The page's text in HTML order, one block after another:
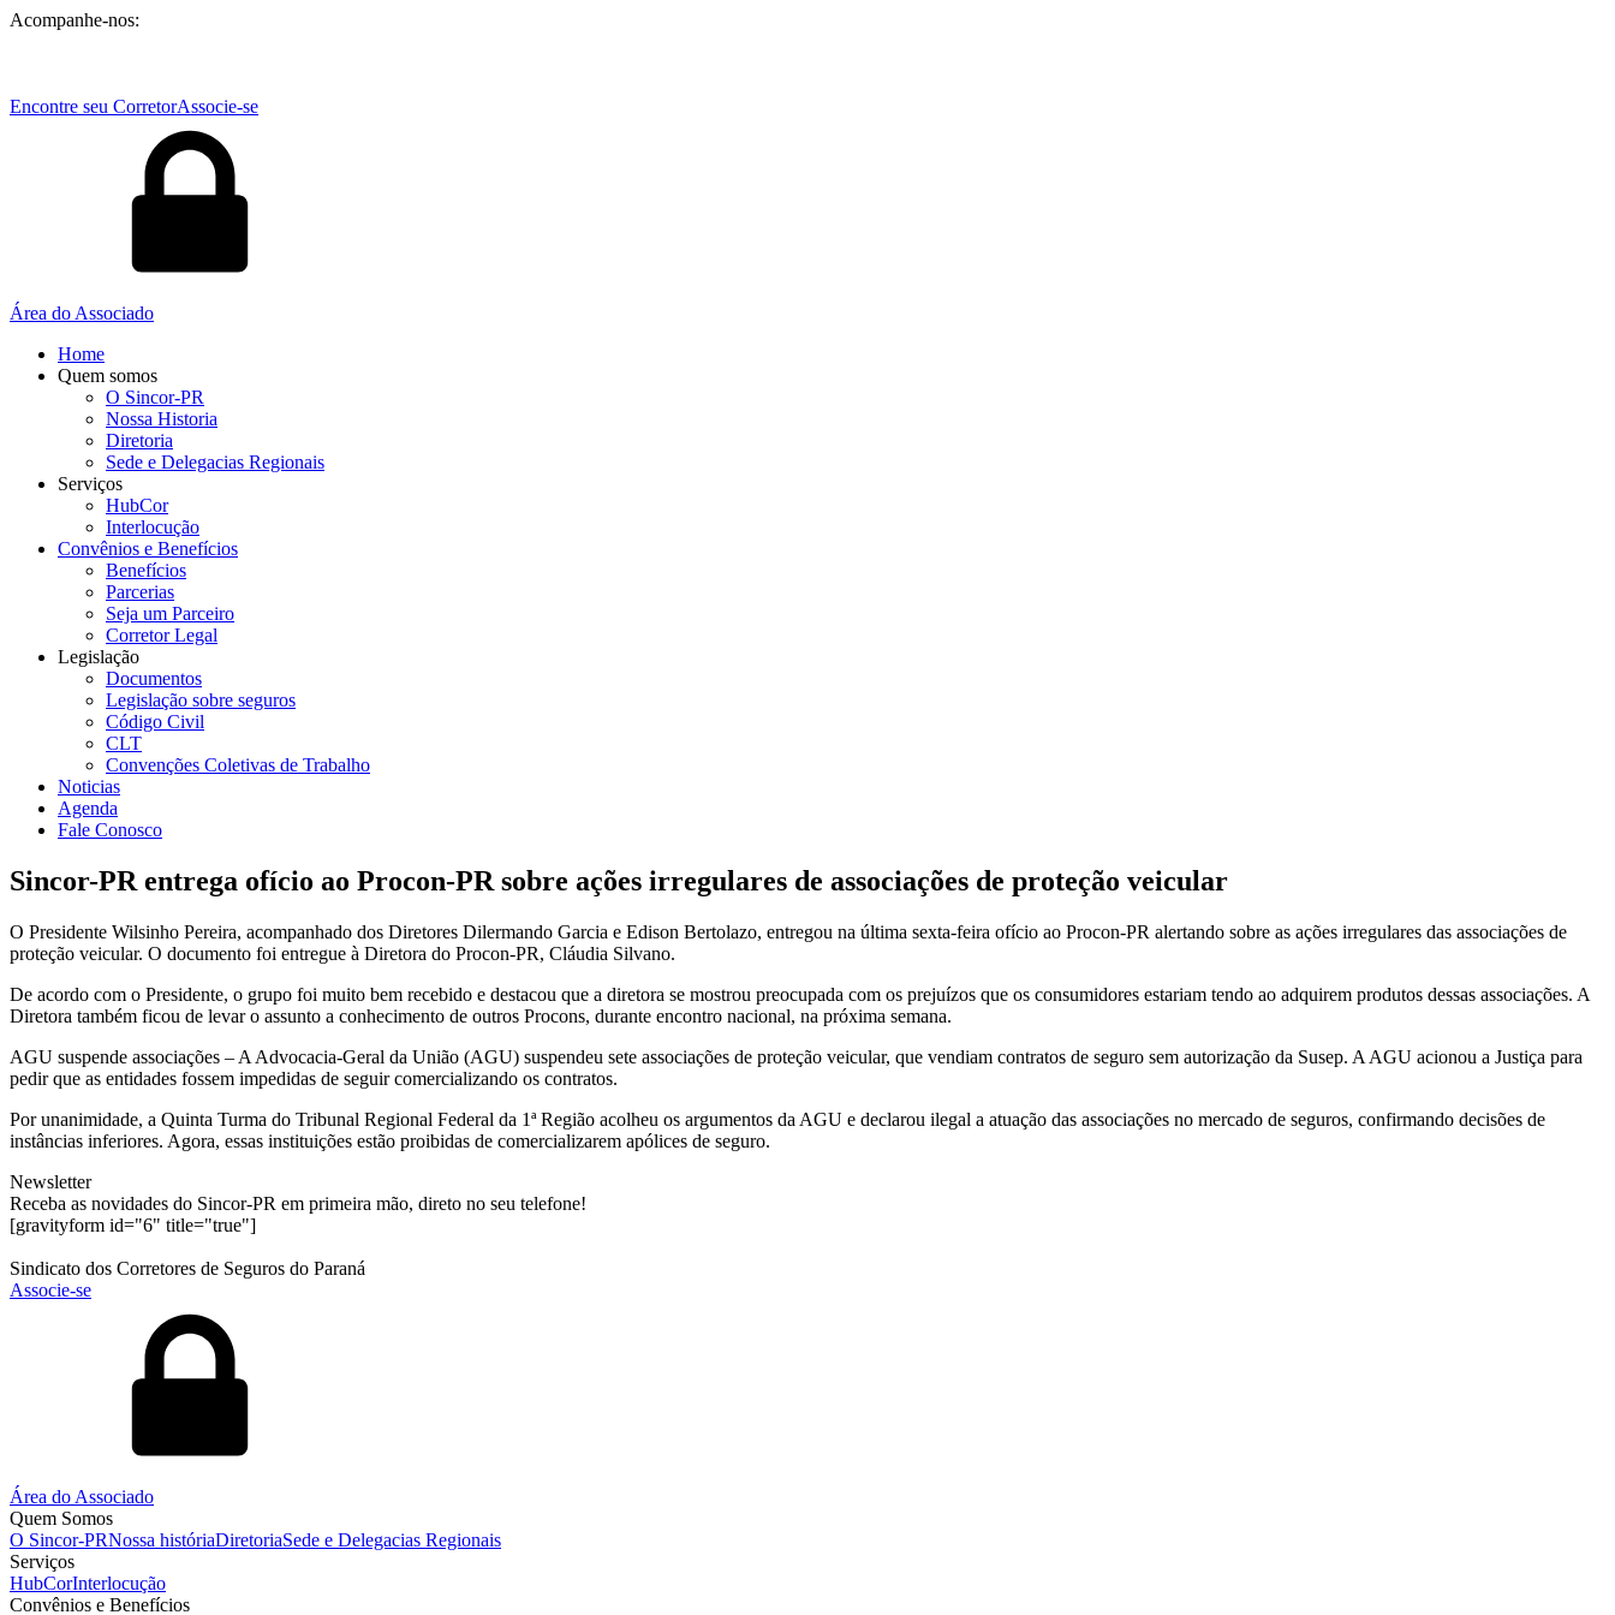
Acompanhe-nos:
Encontre seu CorretorAssocie-se
Área do Associado
Home
Quem somos
O Sincor-PR
Nossa Historia
Diretoria
Sede e Delegacias Regionais
Serviços
HubCor
Interlocução
Convênios e Benefícios
Benefícios
Parcerias
Seja um Parceiro
Corretor Legal
Legislação
Documentos
Legislação sobre seguros
Código Civil
CLT
Convenções Coletivas de Trabalho
Noticias
Agenda
Fale Conosco
Sincor-PR entrega ofício ao Procon-PR sobre ações irregulares de associações de proteção veicular
O Presidente Wilsinho Pereira, acompanhado dos Diretores Dilermando Garcia e Edison Bertolazo, entregou na última sexta-feira ofício ao Procon-PR alertando sobre as ações irregulares das associações de
proteção veicular. O documento foi entregue à Diretora do Procon-PR, Cláudia Silvano.
De acordo com o Presidente, o grupo foi muito bem recebido e destacou que a diretora se mostrou preocupada com os prejuízos que os consumidores estariam tendo ao adquirem produtos dessas associações. A
Diretora também ficou de levar o assunto a conhecimento de outros Procons, durante encontro nacional, na próxima semana.
AGU suspende associações – A Advocacia-Geral da União (AGU) suspendeu sete associações de proteção veicular, que vendiam contratos de seguro sem autorização da Susep. A AGU acionou a Justiça para
pedir que as entidades fossem impedidas de seguir comercializando os contratos.
Por unanimidade, a Quinta Turma do Tribunal Regional Federal da 1ª Região acolheu os argumentos da AGU e declarou ilegal a atuação das associações no mercado de seguros, confirmando decisões de
instâncias inferiores. Agora, essas instituições estão proibidas de comercializarem apólices de seguro.
Newsletter
Receba as novidades do Sincor-PR em primeira mão, direto no seu telefone!
[gravityform id="6" title="true"]
Sindicato dos Corretores de Seguros do Paraná
Associe-se
Área do Associado
Quem Somos
O Sincor-PRNossa históriaDiretoriaSede e Delegacias Regionais
Serviços
HubCorInterlocução
Convênios e Benefícios